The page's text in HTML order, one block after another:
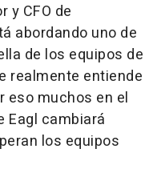
y CFO de
abordando uno de
de los equipos de
realmente entiende
eso muchos en el
Eagl cambiará
los equipos